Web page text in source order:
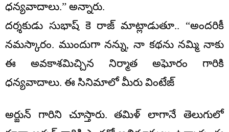
ధన్యవాదాలు.” అన్నారు.
దర్శకుడు సుభాష్ కె రాజ్ మాట్లాడుతూ.. “అందరికీ
నమస్కారం. ముందుగా నన్ను, నా కథను నమ్మి నాకు
ఈ అవకాశమిచ్చిన నిర్మాత అఘోరం గారికి
ధన్యవాదాలు. ఈ సినిమాలో మీరు వింటేజ్
అర్జున్ గారిని చూస్తారు. తమిళ్ లాగానే తెలుగులో